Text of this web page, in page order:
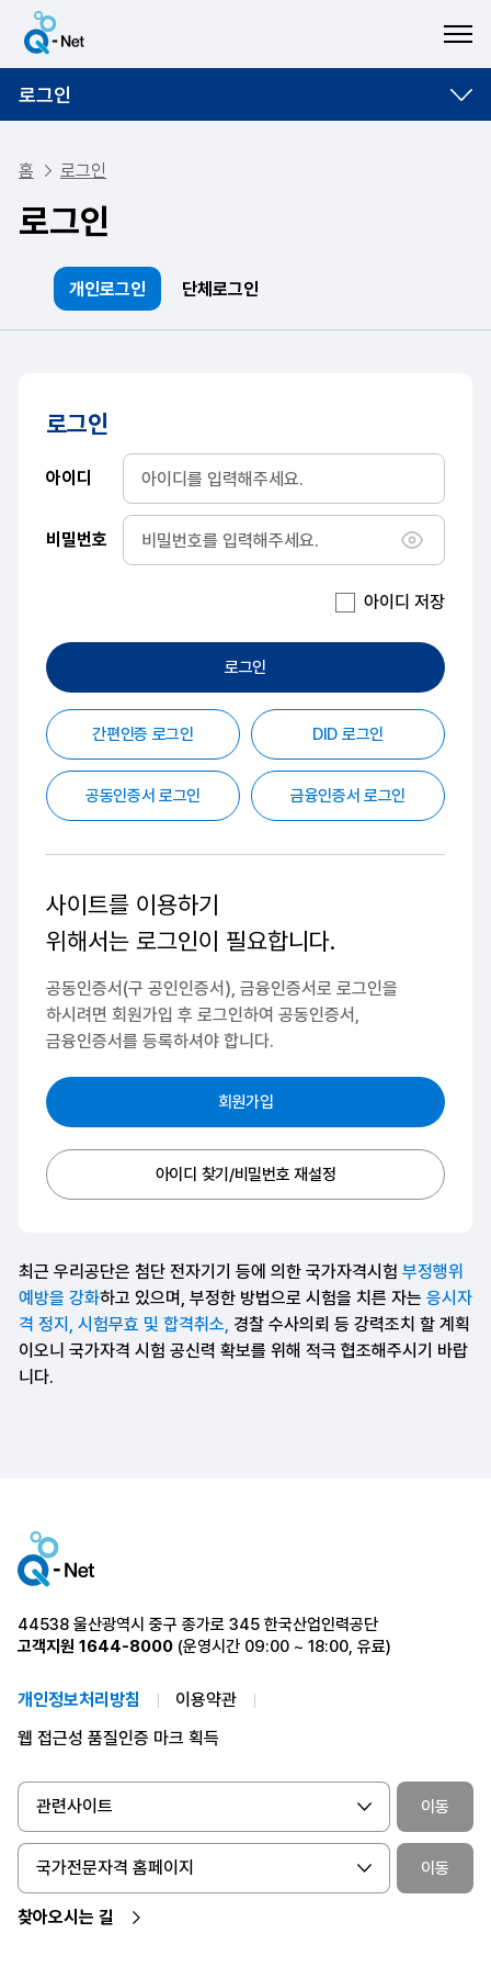
로그인
홈 로그인
로그인
개인로그인 단체로그인
로그인
아이디
비밀번호
비밀번호
아이디 저장
로그인
간편인증 로그인 DID 로그인
공동인증서 로그인 금융인증서 로그인
사이트를 이용하기
위해서는 로그인이 필요합니다.
공동인증서(구 공인인증서), 금융인증서로 로그인을
하시려면 회원가입 후 로그인하여 공동인증서,
금융인증서를 등록하셔야 합니다.
회원가입
아이디 찾기/비밀번호 재설정
최근 우리공단은 첨단 전자기기 등에 의한 국가자격시험 부정행위
예방을 강화하고 있으며, 부정한 방법으로 시험을 치른 자는 응시자
격 정지, 시험무효 및 합격취소, 경찰 수사의뢰 등 강력조치 할 계획
이오니 국가자격 시험 공신력 확보를 위해 적극 협조해주시기 바랍
니다.
44538 울산광역시 중구 종가로 345 한국산업인력공단
고객지원 1644-8000 (운영시간 09:00 ~ 18:00, 유료)
개인정보처리방침
이용약관
웹 접근성 품질인증 마크 획득
관련사이트 이동
국가전문자격 홈페이지 이동
찾아오시는 길